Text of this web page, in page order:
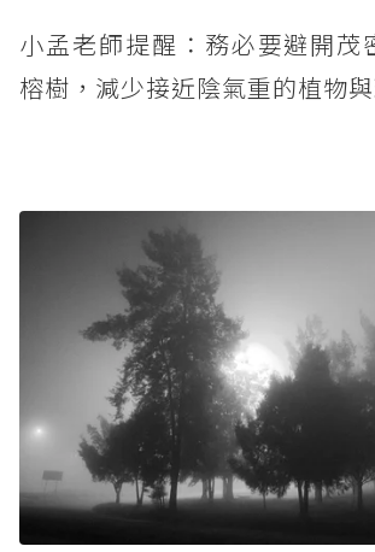
小孟老師提醒：務必要避開茂
榕樹，減少接近陰氣重的植物與